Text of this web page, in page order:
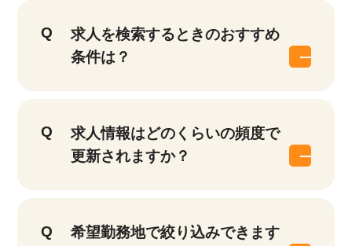
求人を検索するときのおすすめ
条件は？
求人情報はどのくらいの頻度で
更新されますか？
希望勤務地で絞り込みできます